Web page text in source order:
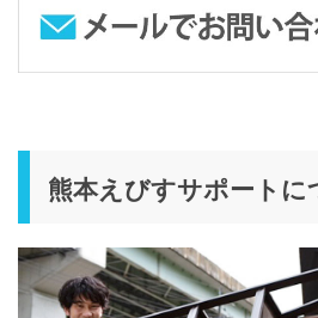
熊本えびすサポートに